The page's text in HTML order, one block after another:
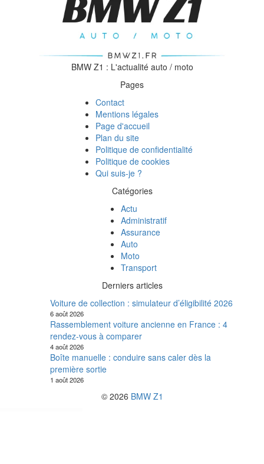
BMW Z1 : L'actualité auto / moto
Pages
Contact
Mentions légales
Page d'accueil
Plan du site
Politique de confidentialité
Politique de cookies
Qui suis-je ?
Catégories
Actu
Administratif
Assurance
Auto
Moto
Transport
Derniers articles
Voiture de collection : simulateur d’éligibilité 2026
6 août 2026
Rassemblement voiture ancienne en France : 4
rendez-vous à comparer
4 août 2026
Boîte manuelle : conduire sans caler dès la
première sortie
1 août 2026
© 2026 BMW Z1